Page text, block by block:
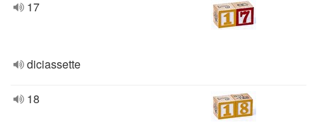
17
diciassette
18